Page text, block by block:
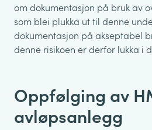
om dokumentasjon på bruk av
som blei plukka ut til denne
dokumentasjon på akseptabel
denne risikoen er derfor lukka i
Oppfølging av
avløpsanlegg